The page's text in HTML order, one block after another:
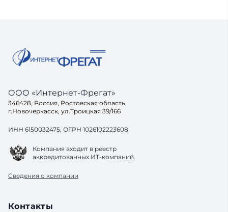
ООО «Интернет-Фрегат»
346428, Россия, Ростовская область,
г.Новочеркасск, ул.Троицкая 39/166
ИНН 6150032475, ОГРН 1026102223608
Компания входит в реестр
аккредитованных ИТ-компаний.
Сведения о компании
Контакты